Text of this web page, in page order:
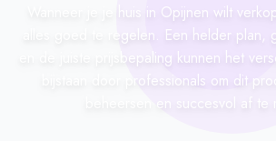
Wanneer je je huis in Opijnen wilt
alles goed te regelen. Een helder plan,
en de juiste prijsbepaling kunnen het
bijstaan door professionals om dit
beheersen en succesvol af te